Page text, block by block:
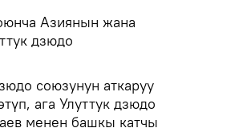
Азиянын жана
дзюдо
союзунун аткаруу
ага Улуттук дзюдо
менен башкы катчы